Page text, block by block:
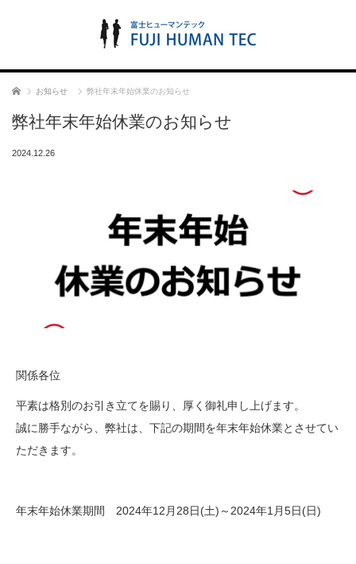
ホーム お知らせ 弊社年末年始休業のお知らせ
弊社年末年始休業のお知らせ
2024.12.26
関係各位
平素は格別のお引き立てを賜り、厚く御礼申し上げます。
誠に勝手ながら、弊社は、下記の期間を年末年始休業とさせてい
ただきます。
年末年始休業期間 2024年12月28日(土)～2024年1月5日(日)